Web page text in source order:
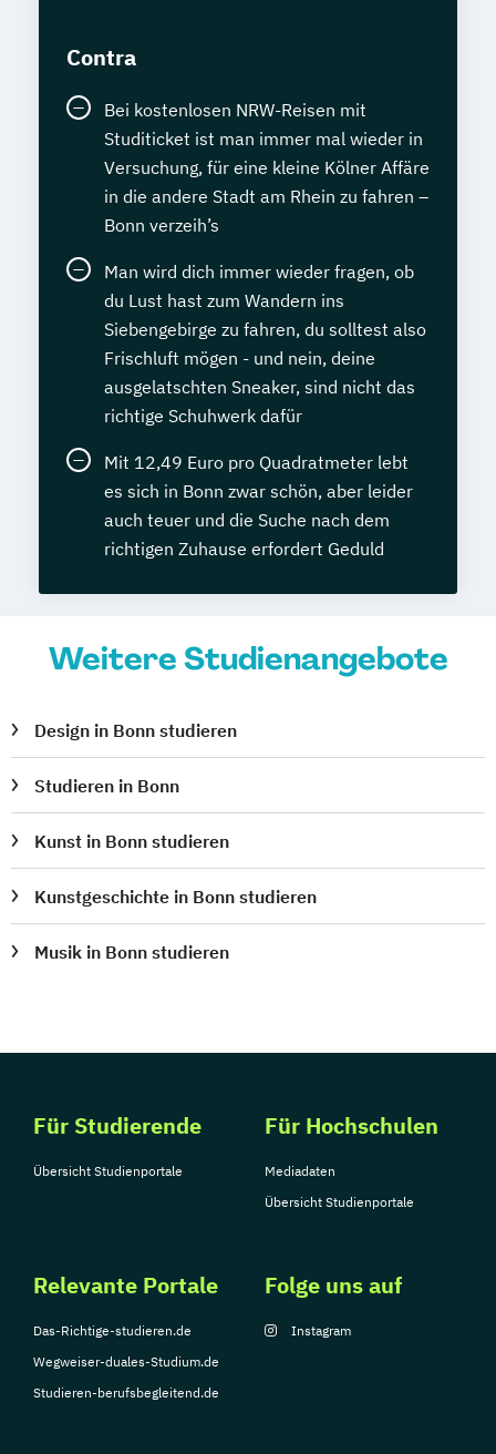
Contra
Bei kostenlosen NRW-Reisen mit
Studiticket ist man immer mal wieder in
Versuchung, für eine kleine Kölner Affäre
in die andere Stadt am Rhein zu fahren –
Bonn verzeih’s
Man wird dich immer wieder fragen, ob
du Lust hast zum Wandern ins
Siebengebirge zu fahren, du solltest also
Frischluft mögen - und nein, deine
ausgelatschten Sneaker, sind nicht das
richtige Schuhwerk dafür
Mit 12,49 Euro pro Quadratmeter lebt
es sich in Bonn zwar schön, aber leider
auch teuer und die Suche nach dem
richtigen Zuhause erfordert Geduld
Weitere Studienangebote
Design in Bonn studieren
Studieren in Bonn
Kunst in Bonn studieren
Kunstgeschichte in Bonn studieren
Musik in Bonn studieren
Für Studierende
Übersicht Studienportale
Für Hochschulen
Mediadaten
Übersicht Studienportale
Relevante Portale
Das-Richtige-studieren.de
Wegweiser-duales-Studium.de
Studieren-berufsbegleitend.de
Folge uns auf
Instagram